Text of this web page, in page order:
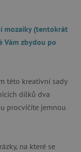
mozaiky (tentokrát
Vám zbydou po
této kreativní sady
dílků dva
procvičíte jemnou
na které se